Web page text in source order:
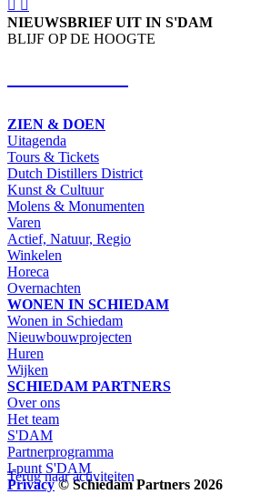
Terug naar activiteiten
NIEUWSBRIEF UIT IN S'DAM
BLIJF OP DE HOOGTE
ZIEN & DOEN
Uitagenda
Tours & Tickets
Dutch Distillers District
Kunst & Cultuur
Molens & Monumenten
Varen
Actief, Natuur, Regio
Winkelen
Horeca
Overnachten
WONEN IN SCHIEDAM
Wonen in Schiedam
Nieuwbouwprojecten
Huren
Wijken
SCHIEDAM PARTNERS
Over ons
Het team
S'DAM
Partnerprogramma
I-punt S'DAM
Privacy © Schiedam Partners 2026